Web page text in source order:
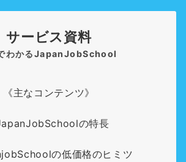
サービス資料
わかるJapanJobSchool
《主なコンテンツ》
の特長
の低価格のヒミツ